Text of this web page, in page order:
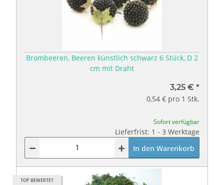
Brombeeren, Beeren künstlich schwarz 6 Stück, D 2
cm mit Draht
3,25 € *
0,54 € pro 1 Stk.
Sofort verfügbar
Lieferfrist: 1 - 3 Werktage
In den Warenkorb
TOP BEWERTET